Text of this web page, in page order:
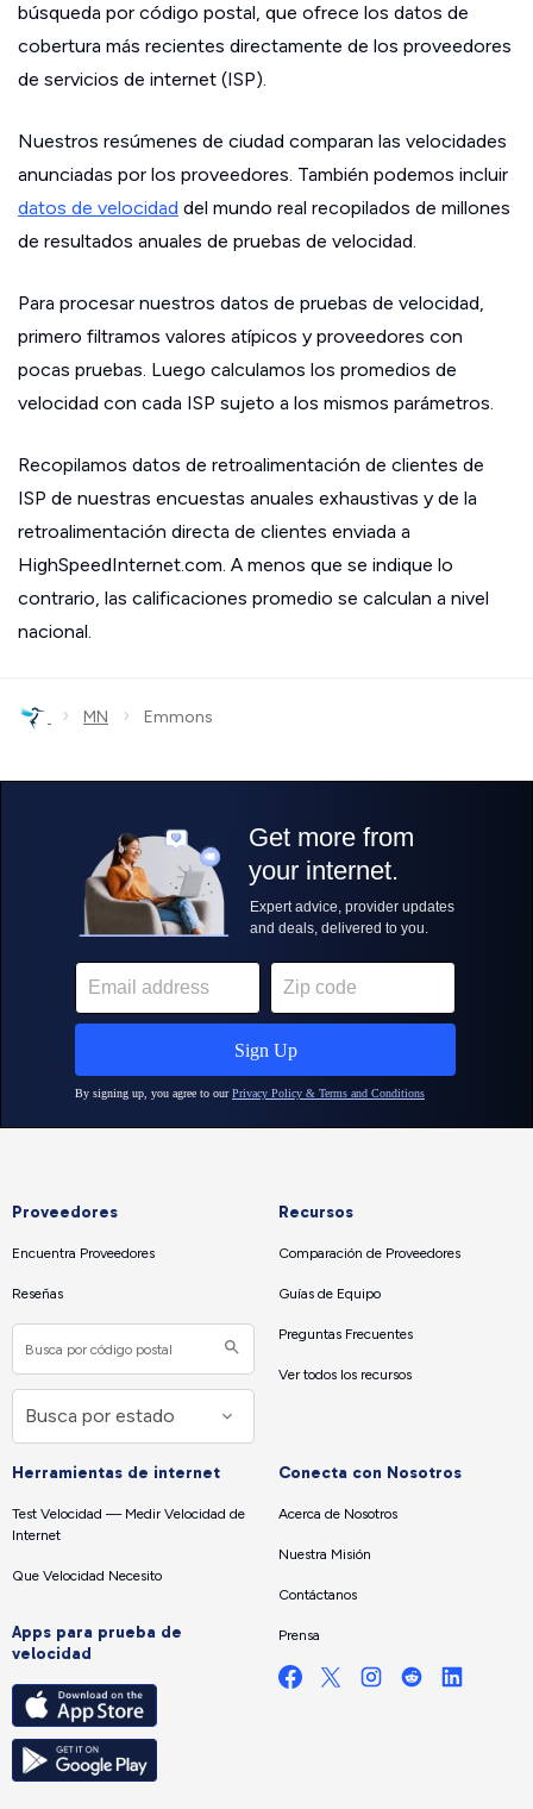
búsqueda por código postal, que ofrece los datos de
cobertura más recientes directamente de los proveedores
de servicios de internet (ISP).
Nuestros resúmenes de ciudad comparan las velocidades
anunciadas por los proveedores. También podemos incluir
datos de velocidad del mundo real recopilados de millones
de resultados anuales de pruebas de velocidad.
Para procesar nuestros datos de pruebas de velocidad,
primero filtramos valores atípicos y proveedores con
pocas pruebas. Luego calculamos los promedios de
velocidad con cada ISP sujeto a los mismos parámetros.
Recopilamos datos de retroalimentación de clientes de
ISP de nuestras encuestas anuales exhaustivas y de la
retroalimentación directa de clientes enviada a
HighSpeedInternet.com. A menos que se indique lo
contrario, las calificaciones promedio se calculan a nivel
nacional.
› MN › Emmons
Proveedores
Encuentra Proveedores
Reseñas
Recursos
Comparación de Proveedores
Guías de Equipo
Preguntas Frecuentes
Ver todos los recursos
Herramientas de internet
Test Velocidad — Medir Velocidad de
Internet
Que Velocidad Necesito
Apps para prueba de
velocidad
Conecta con Nosotros
Acerca de Nosotros
Nuestra Misión
Contáctanos
Prensa